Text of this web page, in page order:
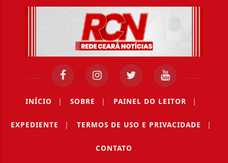
INÍCIO | SOBRE | PAINEL DO LEITOR |
EXPEDIENTE | TERMOS DE USO E PRIVACIDADE |
CONTATO